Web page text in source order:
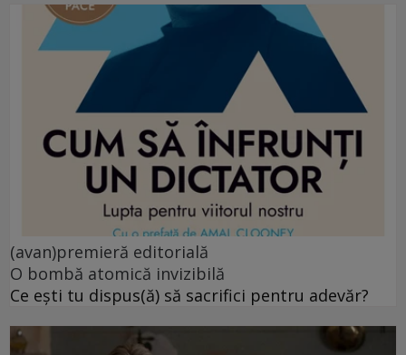
(avan)premieră editorială
O bombă atomică invizibilă
Ce ești tu dispus(ă) să sacrifici pentru adevăr?